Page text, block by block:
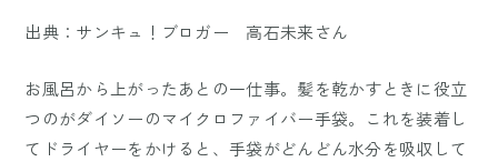
出典：サンキュ！ブロガー 高石未来さん
お風呂から上がったあとの一仕事。髪を乾かすときに役立
つのがダイソーのマイクロファイバー手袋。これを装着し
てドライヤーをかけると、手袋がどんどん水分を吸収して